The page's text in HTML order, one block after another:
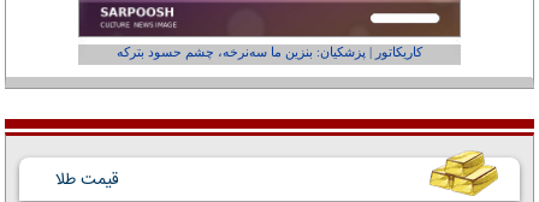
کاریکاتور | پزشکیان: بنزین ما سه‌نرخه، چشم حسود بترکه
قیمت طلا